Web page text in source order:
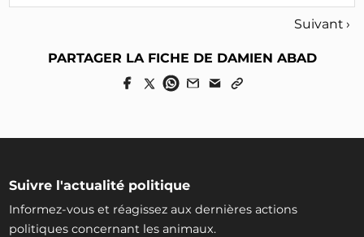
Suivant ›
PARTAGER LA FICHE DE DAMIEN ABAD
Suivre l'actualité politique
Informez-vous et réagissez aux dernières actions
politiques concernant les animaux.